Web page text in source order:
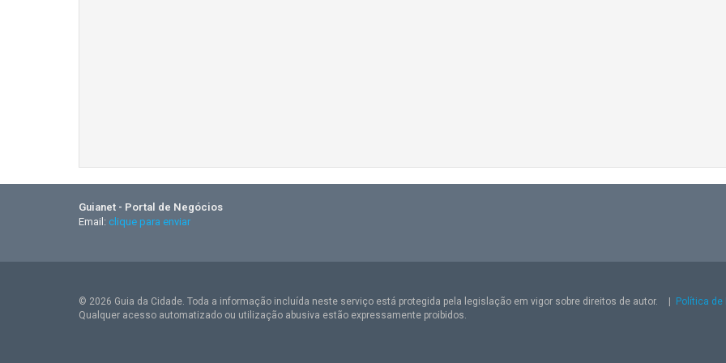
Guianet - Portal de Negócios
Email: clique para enviar
© 2026 Guia da Cidade. Toda a informação incluída neste serviço está protegida pela legislação em vigor sobre direitos de autor.
Política de
Qualquer acesso automatizado ou utilização abusiva estão expressamente proibidos.